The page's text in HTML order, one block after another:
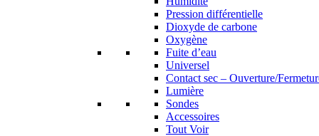
Pression différentielle
Dioxyde de carbone
Oxygène
Fuite d’eau
Universel
Contact sec – Ouverture/
Lumière
Sondes
Accessoires
Tout Voir